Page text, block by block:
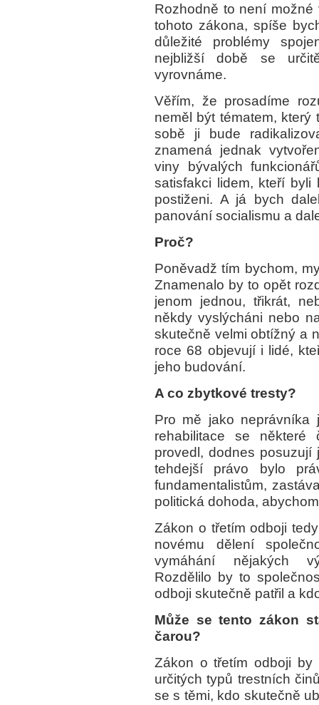
Rozhodně to není
tohoto zákona, spíše
důležité problémy
nejbližší době se
vyrovnáme.
Věřím, že prosadíme
neměl být tématem,
sobě ji bude
znamená jednak
viny bývalých
satisfakci lidem, kteří byli
postiženi. A já bych
panování socialismu a
Proč?
Poněvadž tím bychom,
Znamenalo by to opět
jenom jednou, třikrát,
někdy vyslýcháni nebo
skutečně velmi obtížný a
roce 68 objevují i lidé,
jeho budování.
A co zbytkové tresty?
Pro mě jako neprávníka
rehabilitace se
provedl, dodnes
tehdejší právo bylo
fundamentalistům,
politická dohoda,
Zákon o třetím odboji
novému dělení
vymáhání nějakých
Rozdělilo by to
odboji skutečně patřil a
Může se tento zákon
čarou?
Zákon o třetím odboji by
určitých typů trestních
se s těmi, kdo skutečně